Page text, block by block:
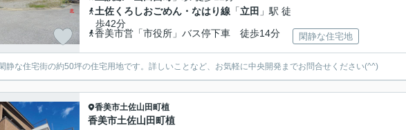
土佐くろしおごめん・なはり線 「立田 」駅 徒
歩42分
香美市営「市役所」バス停下車 徒歩14分
閑静な住宅地
静な住宅街の約50坪の住宅用地です。詳しいことなど、お気軽に中央開発までお問合せください(^^)
香美市土佐山田町植
香美市土佐山田町植